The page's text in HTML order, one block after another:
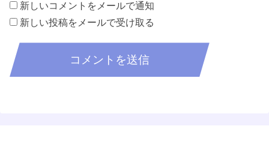
新しいコメントをメールで通知
新しい投稿をメールで受け取る